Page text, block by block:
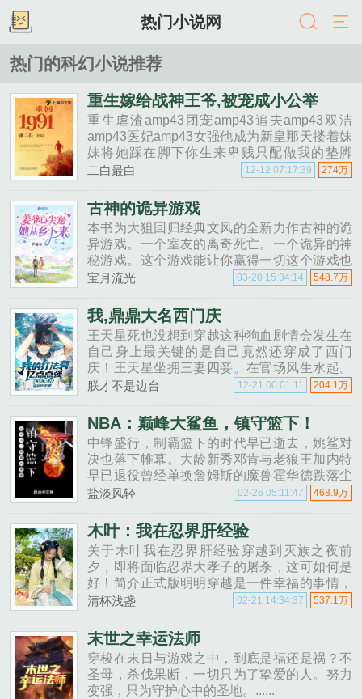
热门小说网
热门的科幻小说推荐
重生嫁给战神王爷,被宠成小公举
重生虐渣amp43团宠amp43追夫amp43双洁
amp43医妃amp43女强他成为新皇那天搂着妹
妹将她踩在脚下你生来卑贱只配做我的垫脚
石！被凌辱被虐杀被屠尽满门她含恨而死。死
二白最白 274万
12-12 07:17:39
古神的诡异游戏
本书为大狙回归经典文风的全新力作古神的诡
异游戏。一个室友的离奇死亡。一个诡异的神
秘游戏。这个游戏能让你赢得一切这个游戏也
能让你输的万劫不复。唯一的问题是你敢玩
宝月流光 548.7万
03-20 15:34:14
我,鼎鼎大名西门庆
王天星死也没想到穿越这种狗血剧情会发生在
自己身上最关键的是自己竟然还穿成了西门
庆！王天星坐拥三妻四妾。在官场风生水起。
被水浒传黑的有多惨真正历史中的我就有多光
借用宋朝历史背......
朕才不是边台 204.1万
12-21 00:01:11
NBA：巅峰大鲨鱼，镇守篮下！
中锋盛行，制霸篮下的时代早已逝去，姚鲨对
决也落下帷幕。大龄新秀邓肯与老狼王加内特
早已退役曾经单换詹姆斯的魔兽霍华德跌落尘
埃，卑微跪求底薪加盟勇士。中锋凋零，但中
1995年，开局抽到巅峰大鲨鱼模......
盐淡风轻 468.9万
02-26 05:11:47
木叶：我在忍界肝经验
关于木叶我在忍界肝经验穿越到灭族之夜前
夕，即将面临忍界大孝子的屠杀，这可如何是
好！简介正式版明明穿越是一件幸福的事情，
进入熟悉的世界更是让人欣喜。这双份的快乐
么，我所在的宇智波马上要被灭......
清杯浅盏 537.1万
02-21 14:34:37
末世之幸运法师
穿梭在末日与游戏之中，到底是福还是祸？不
圣母，杀伐果断，一切只为了挚爱的人。努力
变强，只为守护心中的圣地。......